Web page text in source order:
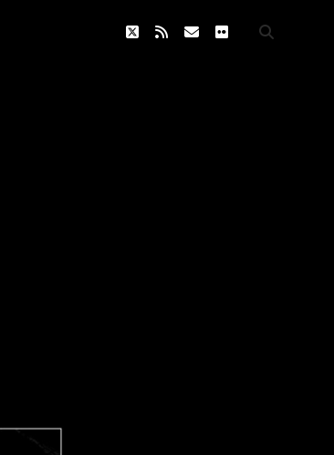
twitterrss emailflickr